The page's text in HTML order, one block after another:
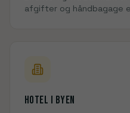
afgifter og håndbagage
Hotel i byen